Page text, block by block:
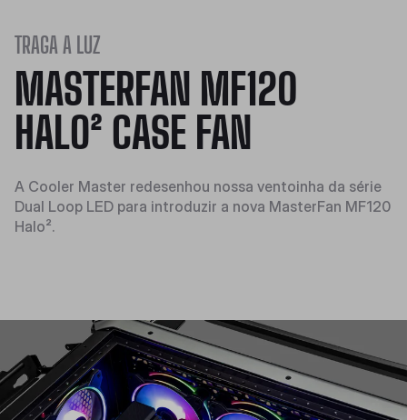
TRAGA A LUZ
MASTERFAN MF120
HALO² CASE FAN
A Cooler Master redesenhou nossa ventoinha da série
Dual Loop LED para introduzir a nova MasterFan MF120
Halo².